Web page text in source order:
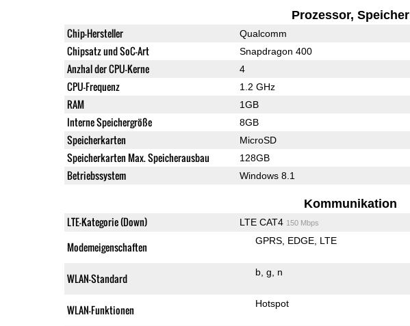
Prozessor, Speicher
Chip-Hersteller Qualcomm
Chipsatz und SoC-Art Snapdragon 400
Anzhal der CPU-Kerne 4
CPU-Frequenz 1.2 GHz
RAM 1GB
Interne Speichergröße 8GB
Speicherkarten MicroSD
Speicherkarten Max. Speicherausbau 128GB
Betriebssystem Windows 8.1
Kommunikation
LTE-Kategorie (Down) LTE CAT4 150 Mbps
Modemeigenschaften GPRS EDGE LTE
WLAN-Standard b g n
WLAN-Funktionen Hotspot